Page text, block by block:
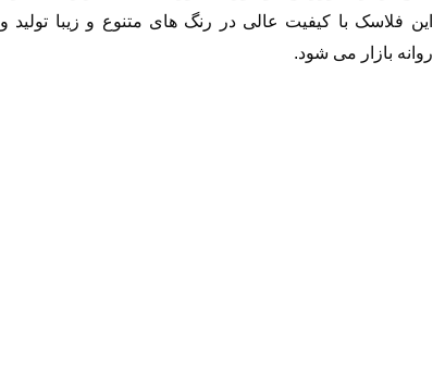
این فلاسک با کیفیت عالی در رنگ های متنوع و زیبا تولید و
روانه بازار می شود.